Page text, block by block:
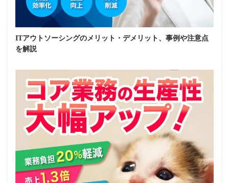
ITアウトソーシングのメリット・デメリット、事例や注意点
を解説